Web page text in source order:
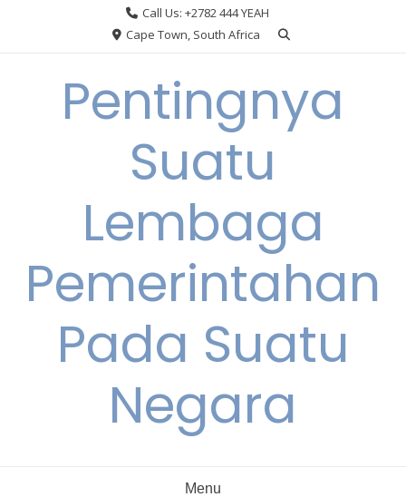
Call Us: +2782 444 YEAH
Cape Town, South Africa
Pentingnya
Suatu
Lembaga
Pemerintahan
Pada Suatu
Negara
Menu